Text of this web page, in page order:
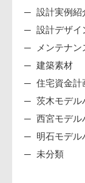
設計実例紹
設計デザイ
メンテナ
建築素材
住宅資金計
茨木モデル
西宮モデル
明石モデル
未分類